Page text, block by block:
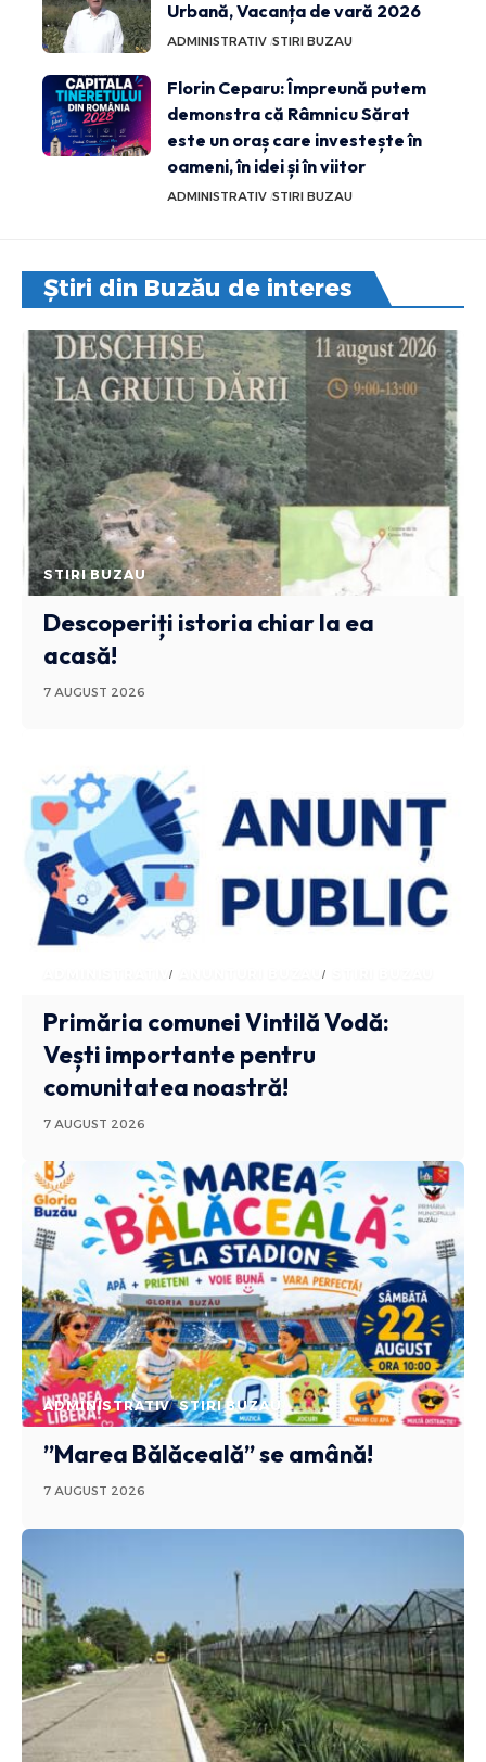
Urbană, Vacanța de vară 2026
ADMINISTRATIV STIRI BUZAU
Florin Ceparu: Împreună putem
demonstra că Râmnicu Sărat
este un oraș care investește în
oameni, în idei și în viitor
ADMINISTRATIV STIRI BUZAU
Știri din Buzău de interes
STIRI BUZAU
Descoperiți istoria chiar la ea
acasă!
7 AUGUST 2026
ADMINISTRATIV ANUNTURI BUZAU
Primăria comunei Vintilă Vodă:
Vești importante pentru
comunitatea noastră!
7 AUGUST 2026
ADMINISTRATIV STIRI BUZAU
”Marea Bălăceală” se amână!
7 AUGUST 2026